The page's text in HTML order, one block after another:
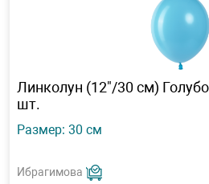
Линколун (12"/30 см)
шт.
Размер: 30 см
Ибрагимова